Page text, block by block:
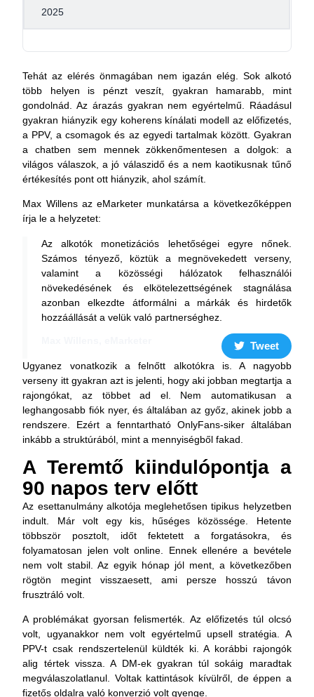
2025
Tehát az elérés önmagában nem igazán elég. Sok alkotó
több helyen is pénzt veszít, gyakran hamarabb, mint
gondolnád. Az árazás gyakran nem egyértelmű. Ráadásul
gyakran hiányzik egy koherens kínálati modell az előfizetés,
a PPV, a csomagok és az egyedi tartalmak között. Gyakran
a chatben sem mennek zökkenőmentesen a dolgok: a
világos válaszok, a jó válaszidő és a nem kaotikusnak tűnő
értékesítés pont ott hiányzik, ahol számít.
Max Willens az eMarketer munkatársa a következőképpen
írja le a helyzetet:
Az alkotók monetizációs lehetőségei egyre nőnek.
Számos tényező, köztük a megnövekedett verseny,
valamint a közösségi hálózatok felhasználói
növekedésének és elkötelezettségének stagnálása
azonban elkezdte átformálni a márkák és hirdetők
hozzáállását a velük való partnerséghez.
Tweet
Ugyanez vonatkozik a felnőtt alkotókra is. A nagyobb
verseny itt gyakran azt is jelenti, hogy aki jobban megtartja a
rajongókat, az többet ad el. Nem automatikusan a
leghangosabb fiók nyer, és általában az győz, akinek jobb a
rendszere. Ezért a fenntartható OnlyFans-siker általában
inkább a struktúrából, mint a mennyiségből fakad.
A Teremtő kiindulópontja a
90 napos terv előtt
Az esettanulmány alkotója meglehetősen tipikus helyzetben
indult. Már volt egy kis, hűséges közössége. Hetente
többször posztolt, időt fektetett a forgatásokra, és
folyamatosan jelen volt online. Ennek ellenére a bevétele
nem volt stabil. Az egyik hónap jól ment, a következőben
rögtön megint visszaesett, ami persze hosszú távon
frusztráló volt.
A problémákat gyorsan felismerték. Az előfizetés túl olcsó
volt, ugyanakkor nem volt egyértelmű upsell stratégia. A
PPV-t csak rendszertelenül küldték ki. A korábbi rajongók
alig tértek vissza. A DM-ek gyakran túl sokáig maradtak
megválaszolatlanul. Voltak kattintások kívülről, de éppen a
fizetős oldalra való konverzió volt gyenge.